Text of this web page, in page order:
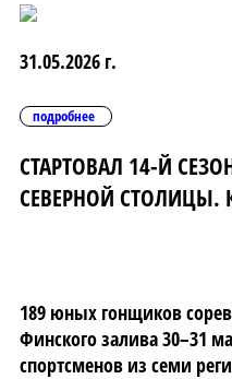
31.05.2026 г.
подробнее
СТАРТОВАЛ 14-Й
СЕВЕРНОЙ СТОЛИЦЫ.
189 юных гонщиков
Финского залива 30–31
спортсменов из семи